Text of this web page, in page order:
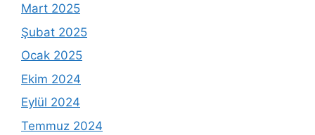
Mart 2025
Şubat 2025
Ocak 2025
Ekim 2024
Eylül 2024
Temmuz 2024